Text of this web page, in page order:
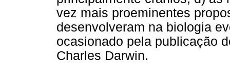
vez mais proeminentes
desenvolveram na biologia
ocasionado pela publicação
Charles Darwin.